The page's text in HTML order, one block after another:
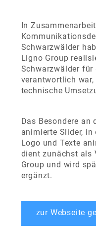
In
Schwarzwälder
Ligno Group
Schwarzwälder für
verantwortlich
technische
Das Besondere an
animierte Slider, in
Logo und Texte
dient zunächst als
Group und wird
ergänzt.
zur Webseite